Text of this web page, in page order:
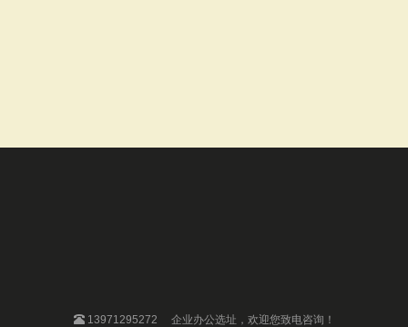
13971295272 企业办公选址，欢迎您致电咨询！